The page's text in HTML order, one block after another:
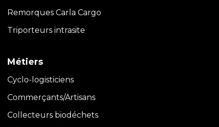
Remorques Carla Cargo
Triporteurs intrasite
Métiers
Cyclo-logisticiens
Commerçants/Artisans
Collecteurs biodéchets